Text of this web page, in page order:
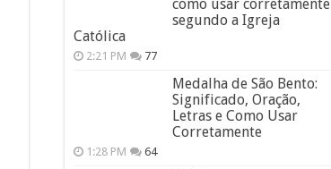
como usar corretamente
segundo a Igreja
Católica
2:21 PM 77
Medalha de São Bento:
Significado, Oração,
Letras e Como Usar
Corretamente
1:28 PM 64